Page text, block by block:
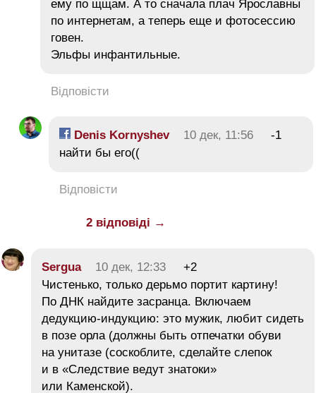
ему по щщам. А то сначала плач Ярославны
по интернетам, а теперь еще и фотосессию
говен.
Эльфы инфантильные.
Відповісти
Denis Kornyshev 10 дек, 11:56
-1
найти бы его((
Відповісти
2 відповіді →
Sergua 10 дек, 12:33
+2
Чистенько, только дерьмо портит картину!
По ДНК найдите засранца. Включаем
дедукцию-индукцию: это мужик, любит сидеть
в позе орла (должны быть отпечатки обуви
на унитазе (соскоблите, сделайте слепок
и в «Следствие ведут знатоки»
или Каменской).